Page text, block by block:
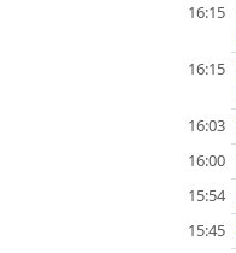
16:15
16:15
16:03
16:00
15:54
15:45